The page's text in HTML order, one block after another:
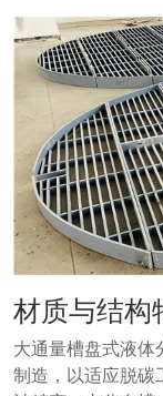
材质与结构
大通量槽盘式液体
制造，以适应脱碳